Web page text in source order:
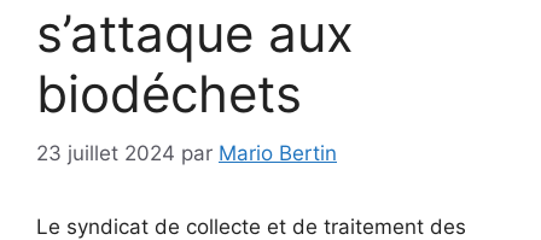
s’attaque aux
biodéchets
23 juillet 2024 par Mario Bertin
Le syndicat de collecte et de traitement des